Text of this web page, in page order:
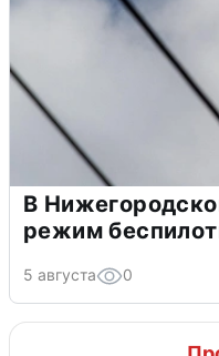
В
режим
5 августа 0